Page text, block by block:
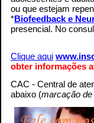
ou que estejam
*Biofeedback e
presencial. No
Clique aqui
obter informações
CAC - Central de
abaixo (marcação